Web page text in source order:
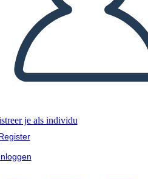
je als individu